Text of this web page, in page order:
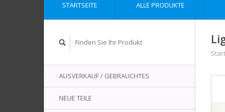
STARTSEITE ALLE PRODUKTE
AUSVERKAUF / GEBRAUCHTES
NEUE TEILE